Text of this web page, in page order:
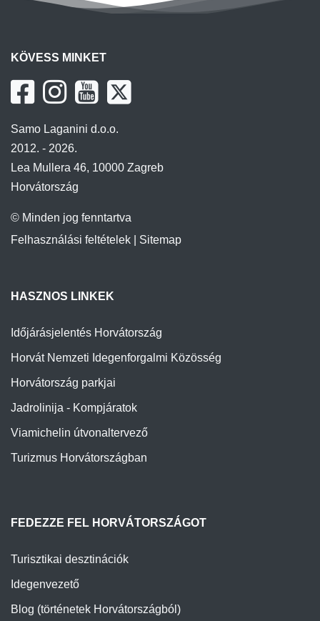
KÖVESS MINKET
Samo Laganini d.o.o.
2012. - 2026.
Lea Mullera 46, 10000 Zagreb
Horvátország
© Minden jog fenntartva
Felhasználási feltételek
Sitemap
HASZNOS LINKEK
Időjárásjelentés Horvátország
Horvát Nemzeti Idegenforgalmi Közösség
Horvátország parkjai
Jadrolinija - Kompjáratok
Viamichelin útvonaltervező
Turizmus Horvátországban
FEDEZZE FEL HORVÁTORSZÁGOT
Turisztikai desztinációk
Idegenvezető
Blog (történetek Horvátországból)